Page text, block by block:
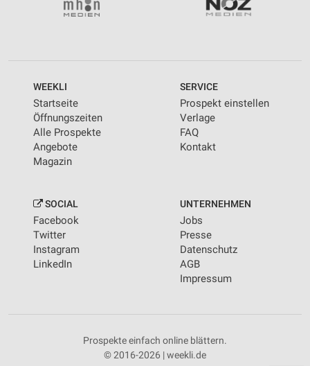
WEEKLI
Startseite
Öffnungszeiten
Alle Prospekte
Angebote
Magazin
SERVICE
Prospekt einstellen
Verlage
FAQ
Kontakt
SOCIAL
Facebook
Twitter
Instagram
LinkedIn
UNTERNEHMEN
Jobs
Presse
Datenschutz
AGB
Impressum
Prospekte einfach online blättern.
© 2016-2026 | weekli.de